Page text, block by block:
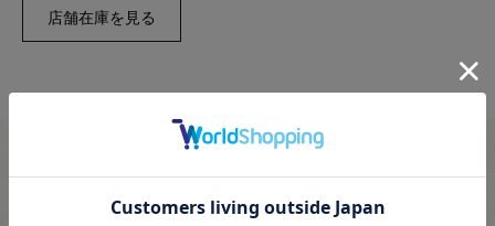
※新宿オカダヤ本店お取り扱い商品のご注文専用ページです※
こちらのページは、店頭にてあらかじめ商品詳細および商品コード